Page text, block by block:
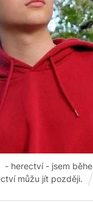
- herectví - jsem
můžu jít později.